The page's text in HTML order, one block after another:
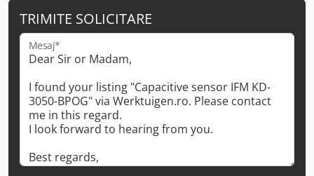
TRIMITE SOLICITARE
Mesaj*